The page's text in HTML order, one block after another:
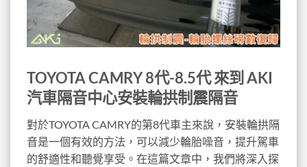
TOYOTA CAMRY 8代-8.5代 來到 AKI
汽車隔音中心安裝輪拱制震隔音
對於TOYOTA CAMRY的第8代車主來說，安裝輪拱隔
音是一個有效的方法，可以減少輪胎噪音，提升駕車
的舒適性和聽覺享受。在這篇文章中，我們將深入探